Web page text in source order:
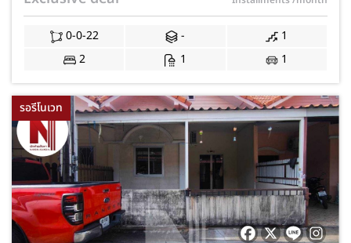
บ้านบึง ตลาดบ้านบึง และถนนสาย 344 พร้อมฟรี
ค่าธรรมเนียมการโอนและค่าจดจำนอง JS-363
0-0-22 -
1
2
1 1
รอรีโนเวท